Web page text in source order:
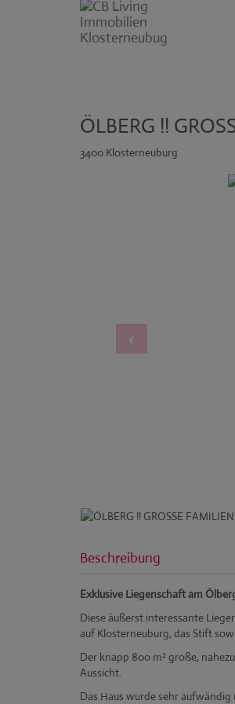
ÖLBERG !!
3400 Klosterneuburg
Beschreibung
Exklusive Liegenschaft am
Diese äußerst interessante
auf Klosterneuburg, das Stift
Der knapp 800 m² große,
Aussicht.
Das Haus wurde sehr